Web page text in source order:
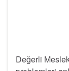
Değerli